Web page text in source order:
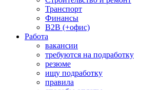
Транспорт
Финансы
B2B (+офис)
Работа
вакансии
требуются на подработку
резюме
ищу подработку
правила